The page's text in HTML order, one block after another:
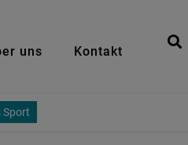
uns Kontakt
Sport